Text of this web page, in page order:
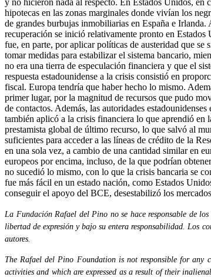
hipotecas en las zonas marginales donde vivían los
de grandes burbujas inmobiliarias en España e
recuperación se inició relativamente pronto en
fue, en parte, por aplicar políticas de austeridad que se
tomar medidas para estabilizar el sistema bancario,
no era una tierra de especulación financiera y que el
respuesta estadounidense a la crisis consistió en
fiscal. Europa tendría que haber hecho lo mismo.
primer lugar, por la magnitud de recursos que pudo
de contactos. Además, las autoridades
también aplicó a la crisis financiera lo que aprendió en
prestamista global de último recurso, lo que salvó al
suficientes para acceder a las líneas de crédito de la
en una sola vez, a cambio de una cantidad similar en
europeos por encima, incluso, de la que podrían
no sucedió lo mismo, con lo que la crisis bancaria se
fue más fácil en un estado nación, como Estados
conseguir el apoyo del BCE, desestabilizó los
La Fundación Rafael del Pino no se hace responsable de
libertad de expresión y bajo su entera responsabilidad. Los
autores.
The Rafael del Pino Foundation is not responsible for any
activities and which are expressed as a result of their